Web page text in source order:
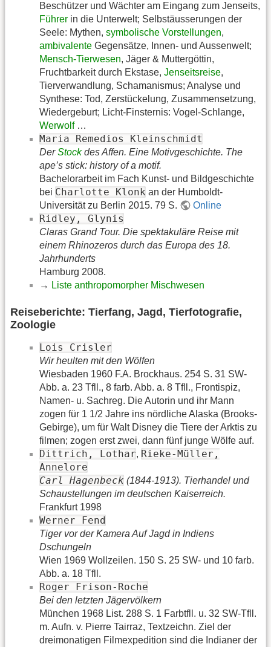
Beschützer und Wächter am Eingang zum Jenseits,
Führer in die Unterwelt; Selbstäusserungen der
Seele: Mythen, symbolische Vorstellungen,
ambivalente Gegensätze, Innen- und Aussenwelt;
Mensch-Tierwesen, Jäger & Muttergöttin,
Fruchtbarkeit durch Ekstase, Jenseitsreise,
Tierverwandlung, Schamanismus; Analyse und
Synthese: Tod, Zerstückelung, Zusammensetzung,
Wiedergeburt; Licht-Finsternis: Vogel-Schlange,
Werwolf…
Maria Remedios Kleinschmidt
DerStockdes Affen. Eine Motivgeschichte. The
ape’s stick: history of a motif.
Bachelorarbeit im Fach Kunst- und Bildgeschichte
bei Charlotte Klonk an der Humboldt-
Universität zu Berlin 2015. 79 S.
Online
Ridley, Glynis
Claras Grand Tour. Die spektakuläre Reise mit
einem Rhinozeros durch das Europa des 18.
Jahrhunderts
Hamburg 2008.
→ Liste anthropomorpher Mischwesen
Reiseberichte: Tierfang, Jagd, Tierfotografie,
Zoologie
Lois Crisler
Wir heulten mit den Wölfen
Wiesbaden 1960 F.A. Brockhaus. 254 S. 31 SW-
Abb. a. 23 Tfll., 8 farb. Abb. a. 8 Tfll., Frontispiz,
Namen- u. Sachreg. Die Autorin und ihr Mann
zogen für 1 1/2 Jahre ins nördliche Alaska (Brooks-
Gebirge), um für Walt Disney die Tiere der Arktis zu
filmen; zogen erst zwei, dann fünf junge Wölfe auf.
Dittrich, Lothar, Rieke-Müller,
Annelore
Carl Hagenbeck (1844-1913). Tierhandel und
Schaustellungen im deutschen Kaiserreich.
Frankfurt 1998
Werner Fend
Tiger vor der Kamera Auf Jagd in Indiens
Dschungeln
Wien 1969 Wollzeilen. 150 S. 25 SW- und 10 farb.
Abb. a. 18 Tfll.
Roger Frison-Roche
Bei den letzten Jägervölkern
München 1968 List. 288 S. 1 Farbtfll. u. 32 SW-Tfll.
m. Aufn. v. Pierre Tairraz, Textzeichn. Ziel der
dreimonatigen Filmexpedition sind die Indianer der